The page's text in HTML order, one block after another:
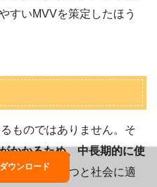
すいMVVを策定したほう
ものではありません。そ
かかるため、中長期的に使
。時間が経つと社会に適
ウンロード